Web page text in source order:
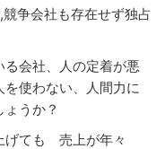
争会社も存在せず独占
会社、人の定着が悪
を使わない、人間力に
うか？
げても 売上が年々